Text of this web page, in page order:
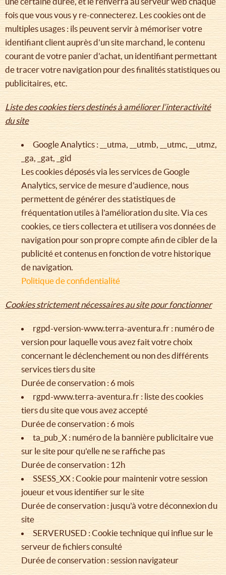
fois que vous vous y re-connecterez. Les cookies ont de
multiples usages : ils peuvent servir à mémoriser votre
identifiant client auprès d'un site marchand, le contenu
courant de votre panier d'achat, un identifiant permettant
de tracer votre navigation pour des finalités statistiques ou
publicitaires, etc.
Liste des cookies tiers destinés à améliorer l’interactivité
du site
Google Analytics : __utma, __utmb, __utmc, __utmz,
_ga, _gat, _gid
Les cookies déposés via les services de Google
Analytics, service de mesure d'audience, nous
permettent de générer des statistiques de
fréquentation utiles à l'amélioration du site. Via ces
cookies, ce tiers collectera et utilisera vos données de
navigation pour son propre compte afin de cibler de la
publicité et contenus en fonction de votre historique
de navigation.
Politique de confidentialité
Cookies strictement nécessaires au site pour fonctionner
rgpd-version-www.terra-aventura.fr : numéro de
version pour laquelle vous avez fait votre choix
concernant le déclenchement ou non des différents
services tiers du site
Durée de conservation : 6 mois
rgpd-www.terra-aventura.fr : liste des cookies
tiers du site que vous avez accepté
Durée de conservation : 6 mois
ta_pub_X : numéro de la bannière publicitaire vue
sur le site pour qu'elle ne se raffiche pas
Durée de conservation : 12h
SSESS_XX : Cookie pour maintenir votre session
joueur et vous identifier sur le site
Durée de conservation : jusqu'à votre déconnexion du
site
SERVERUSED : Cookie technique qui influe sur le
serveur de fichiers consulté
Durée de conservation : session navigateur